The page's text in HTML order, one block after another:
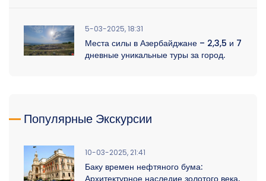
5-03-2025, 18:31
Места силы в Азербайджане – 2,3,5 и 7
дневные уникальные туры за город.
Популярные Экскурсии
10-03-2025, 21:41
Баку времен нефтяного бума: